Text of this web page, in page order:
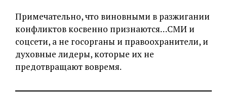
Примечательно, что виновными в разжигании
конфликтов косвенно признаются…СМИ и
соцсети, а не госорганы и правоохранители, и
духовные лидеры, которые их не
предотвращают вовремя.